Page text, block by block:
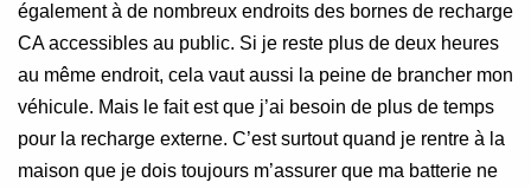
également à de nombreux endroits des bornes de recharge
CA accessibles au public. Si je reste plus de deux heures
au même endroit, cela vaut aussi la peine de brancher mon
véhicule. Mais le fait est que j’ai besoin de plus de temps
pour la recharge externe. C’est surtout quand je rentre à la
maison que je dois toujours m’assurer que ma batterie ne